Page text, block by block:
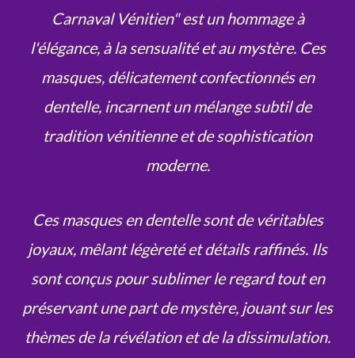
Carnaval Vénitien" est un hommage à
l'élégance, à la sensualité et au mystère. Ces
masques, délicatement confectionnés en
dentelle, incarnent un mélange subtil de
tradition vénitienne et de sophistication
moderne.
Ces masques en dentelle sont de véritables
joyaux, mêlant légèreté et détails raffinés. Ils
sont conçus pour sublimer le regard tout en
préservant une part de mystère, jouant sur les
thèmes de la révélation et de la dissimulation.